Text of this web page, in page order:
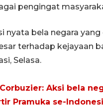
pengingat
nyata bela negara
terhadap kejayaan
Selasa.
Aksi bela
Pramuka se-